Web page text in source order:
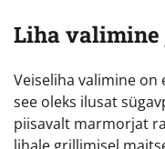
Liha
Veiseliha valimine on
see oleks ilusat
piisavalt marmorjat